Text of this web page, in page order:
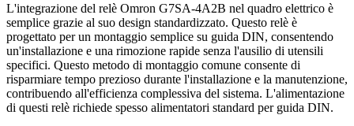
L'integrazione del relè Omron G7SA-4A2B nel quadro elettrico è
semplice grazie al suo design standardizzato. Questo relè è
progettato per un montaggio semplice su guida DIN, consentendo
un'installazione e una rimozione rapide senza l'ausilio di utensili
specifici. Questo metodo di montaggio comune consente di
risparmiare tempo prezioso durante l'installazione e la manutenzione,
contribuendo all'efficienza complessiva del sistema. L'alimentazione
di questi relè richiede spesso alimentatori standard per guida DIN.